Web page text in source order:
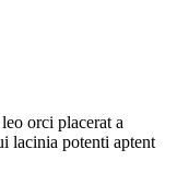
orci placerat a
lacinia potenti aptent